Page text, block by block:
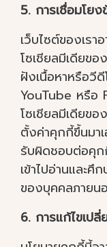
5. การเชื่อมโย
เว็บไซต์ของเรา
โซเชียลมีเดียข
ฝังเนื้อหาหรือวีดี
YouTube หรือ
โซเชียลมีเดียข
ตั้งค่าคุกกี้ขึ้นมา
รับผิดชอบต่อคุก
เข้าไปอ่านและศึ
ของบุคคลภายน
6. การแก้ไขเป